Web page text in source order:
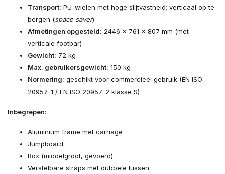
Transport: PU-wielen met hoge slijtvastheid; verticaal op te
bergen (space saver)
Afmetingen opgesteld: 2446 × 761 × 807 mm (met
verticale footbar)
Gewicht: 72 kg
Max. gebruikersgewicht: 150 kg
Normering: geschikt voor commercieel gebruik (EN ISO
20957-1 / EN ISO 20957-2 klasse S)
Inbegrepen:
Aluminium frame met carriage
Jumpboard
Box (middelgroot, gevoerd)
Verstelbare straps met dubbele lussen